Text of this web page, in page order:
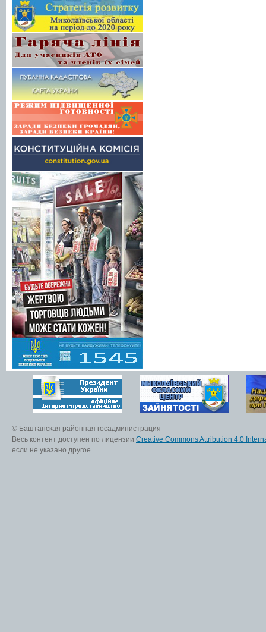
© Баштанская районная госадминистрация
Весь контент доступен по лицензии Creative Commons Attribution 4.0
если не указано другое.